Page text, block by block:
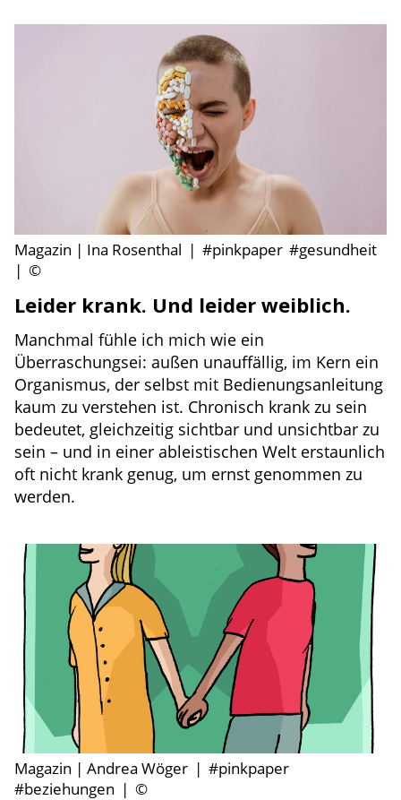
Magazin | Ina Rosenthal | #pinkpaper #gesundheit
| ©
Leider krank. Und leider weiblich.
Manchmal fühle ich mich wie ein
Überraschungsei: außen unauffällig, im Kern ein
Organismus, der selbst mit Bedienungsanleitung
kaum zu verstehen ist. Chronisch krank zu sein
bedeutet, gleichzeitig sichtbar und unsichtbar zu
sein – und in einer ableistischen Welt erstaunlich
oft nicht krank genug, um ernst genommen zu
werden.
Magazin | Andrea Wöger | #pinkpaper
#beziehungen | ©